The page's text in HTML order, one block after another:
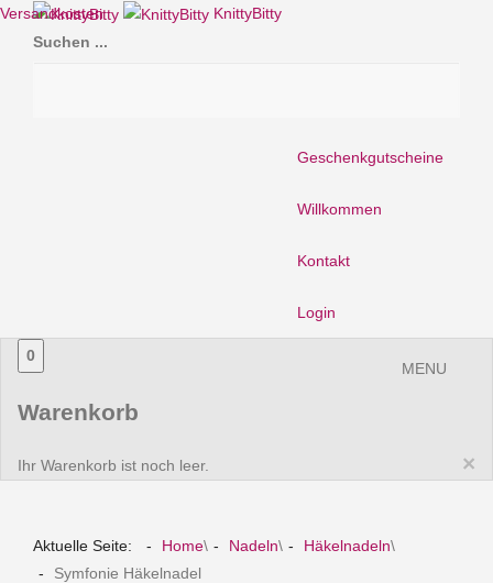
KnittyBitty
Suchen ...
Geschenkgutscheine
Willkommen
Kontakt
Login
MENU
0
Warenkorb
×
Ihr Warenkorb ist noch leer.
Aktuelle Seite: Home\ Nadeln\ Häkelnadeln\
Symfonie Häkelnadel
Versandkosten